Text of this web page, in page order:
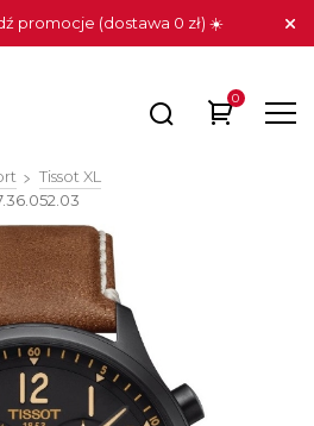
promocje (dostawa 0 zł) ☀️
0
Tissot XL